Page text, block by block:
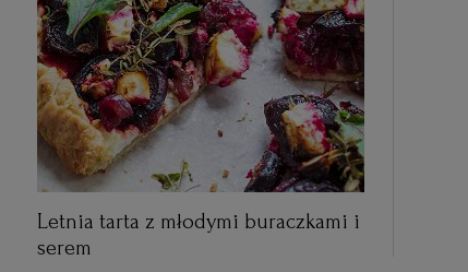
Letnia tarta z młodymi buraczkami i
serem